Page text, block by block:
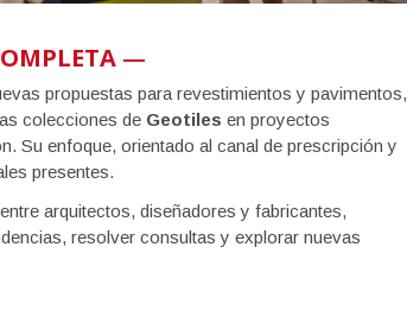
—
propuestas para revestimientos y pavimentos,
colecciones de Geotiles en proyectos
Su enfoque, orientado al canal de prescripción y
presentes.
arquitectos, diseñadores y fabricantes,
resolver consultas y explorar nuevas